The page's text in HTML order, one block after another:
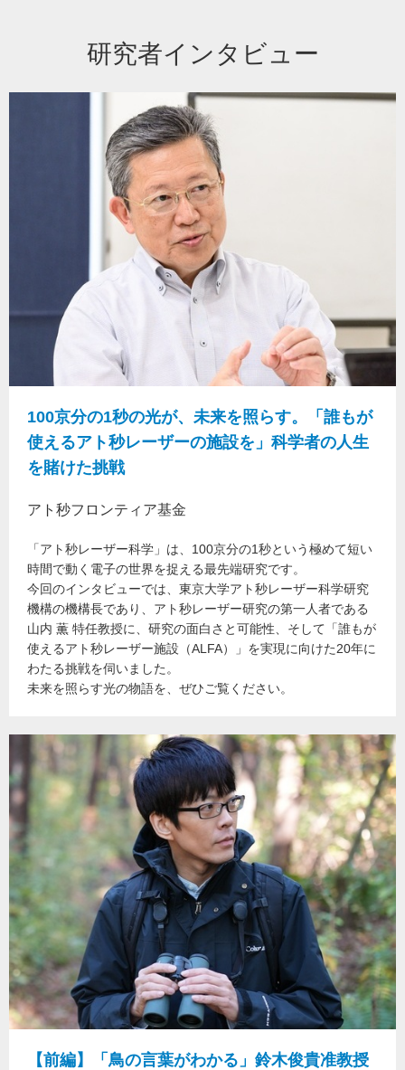
研究者インタビュー
100京分の1秒の光が、未来を照らす。「誰もが
使えるアト秒レーザーの施設を」科学者の人生
を賭けた挑戦
アト秒フロンティア基金
「アト秒レーザー科学」は、100京分の1秒という極めて短い
時間で動く電子の世界を捉える最先端研究です。
今回のインタビューでは、東京大学アト秒レーザー科学研究
機構の機構長であり、アト秒レーザー研究の第一人者である
山内 薫 特任教授に、研究の面白さと可能性、そして「誰もが
使えるアト秒レーザー施設（ALFA）」を実現に向けた20年に
わたる挑戦を伺いました。
未来を照らす光の物語を、ぜひご覧ください。
【前編】「鳥の言葉がわかる」鈴木俊貴准教授